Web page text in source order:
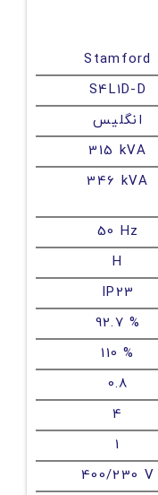
Stamford
S4L1D-D
انگلیس
315 kVA
346 kVA
50 Hz
H
IP23
92.7 %
110 %
0.8
4
1
400/230 V